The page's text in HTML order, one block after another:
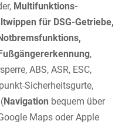
Multifunktions-
für DSG-Getriebe,
,
ABS, ASR, ESC,
Sicherheitsgurte,
(Navigation bequem über
Maps oder Apple